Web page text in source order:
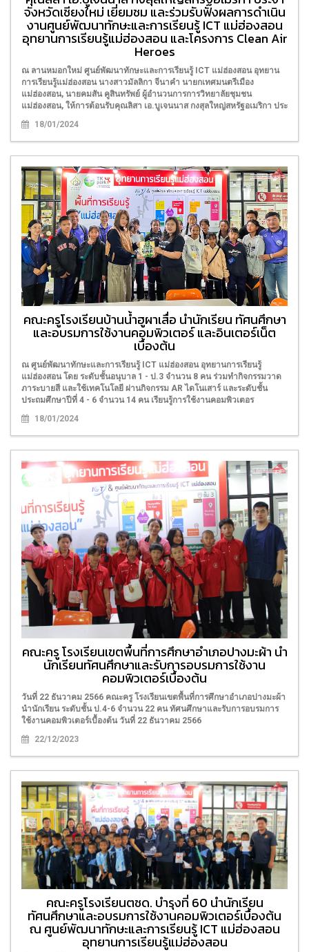
จังหวัดเชียงใหม่ เยี่ยมชม และร่วมรับฟังผลการดำเนิน
งานศูนย์พัฒนาทักษะและการเรียนรู้ ICT แม่ฮ่องสอน
อุทยานการเรียนรู้แม่ฮ่องสอน และโครงการ Clean Air
Heroes
ณ ลานหมอกใหม่ ศูนย์พัฒนาทักษะและการเรียนรู้ ICT แม่ฮ่องสอน อุทยาน
การเรียนรู้แม่ฮ่องสอน นางสาวมัลลิกา จีนาคำ นายกเทศมนตรีเมือง
แม่ฮ่องสอน, นายคมสัน คูสินทรัพย์ ผู้อำนวนการการวิทยาลัยชุมชน
แม่ฮ่องสอน, ให้การต้อนรับคุณลิสา เอ.บูเจนนาส กงสุลใหญ่สหรัฐอเมริกา ประ
18/01/2024
คณะครูโรงเรียนบ้านน้ำฮูผาเสื่อ นำนักเรียน ทัศนศึกษา
และอบรมการใช้งานคอมพิวเตอร์ และอินเตอร์เน็ต
เบื้องต้น
ณ ศูนย์พัฒนาทักษะและการเรียนรู้ ICT แม่ฮ่องสอน อุทยานการเรียนรู้
แม่ฮ่องสอน โดย ระดับชั้นอนุบาล 1 - ป.3 จำนวน 8 คน ร่วมทำกิจกรรมวาด
ภาระบายสี และใช้เทคโนโลยี ผ่านกิจกรรม AR ไดโนเสาร์ และระดับชั้น
ประถมศึกษาปีที่ 4 - 6 จำนวน 14 คน เรียนรู้การใช้งานคอมพิวเตอร
18/01/2024
คณะครู โรงเรียนเขตพื้นที่การศึกษาอำเภอปางมะผ้า นำ
นักเรียนทัศนศึกษาและรับการอบรมการใช้งาน
คอมพิวเตอร์เบื้องต้น
วันที่ 22 ธันวาคม 2566 คณะครู โรงเรียนเขตพื้นที่การศึกษาอำเภอปางมะผ้า
นำนักเรียน ระดับชั้น ป.4-6 จำนวน 22 คน ทัศนศึกษาและรับการอบรมการ
ใช้งานคอมพิวเตอร์เบื้องต้น วันที่ 22 ธันวาคม 2566
22/12/2023
คณะครูโรงเรียนตชด. บำรุงที่ 60 นำนักเรียน
ทัศนศึกษาและอบรมการใช้งานคอมพิวเตอร์เบื้องต้น
ณ ศูนย์พัฒนาทักษะและการเรียนรู้ ICT แม่ฮ่องสอน
อุทยานการเรียนรู้แม่ฮ่องสอน